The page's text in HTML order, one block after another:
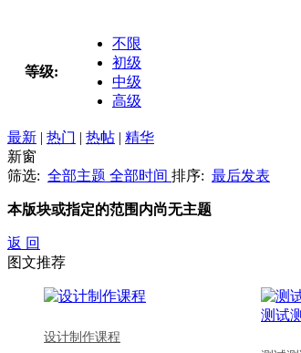
等级:
不限
初级
中级
高级
最新 | 热门 | 热帖 | 精华
新窗
筛选: 全部主题 全部时间 排序: 最后发表
本版块或指定的范围内尚无主题
返 回
图文推荐
设计制作课程